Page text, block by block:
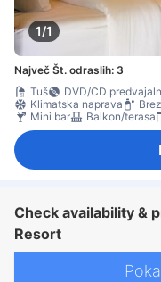
1/1
Največ Št. odraslih: 3
Tuš
DVD/CD
Klimatska naprava
Mini bar
Balkon/terasa
Check availability &
Resort